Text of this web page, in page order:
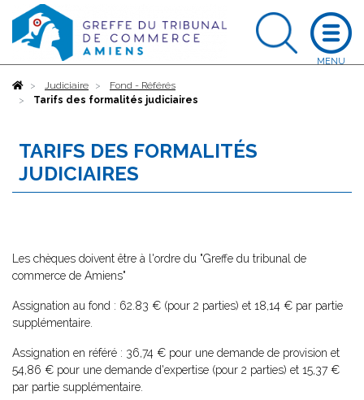
AccueilJudiciaire
Fond - Référés
Tarifs des formalités judiciaires
TARIFS DES FORMALITÉS
JUDICIAIRES
Les chèques doivent être à l'ordre du "Greffe du tribunal de
commerce de Amiens"
Assignation au fond : 62.83 € (pour 2 parties) et 18,14 € par partie
supplémentaire.
Assignation en référé : 36,74 € pour une demande de provision et
54,86 € pour une demande d'expertise (pour 2 parties) et 15,37 €
par partie supplémentaire.